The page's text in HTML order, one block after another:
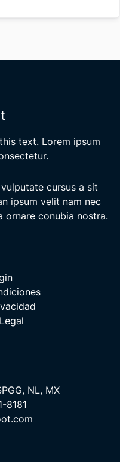
text. Lorem ipsum
cursus a sit
ipsum velit nam nec
ornare conubia nostra.
NL, MX
8181